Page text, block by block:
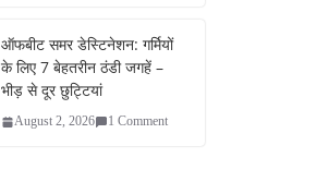
ऑफबीट समर डेस्टिनेशन: गर्मियों
के लिए 7 बेहतरीन ठंडी जगहें –
भीड़ से दूर छुट्टियां
August 2, 2026 1 Comment